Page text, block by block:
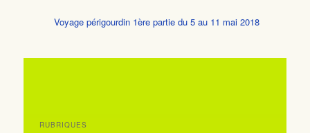
Voyage périgourdin 1ère partie du 5 au 11 mai 2018
RUBRIQUES